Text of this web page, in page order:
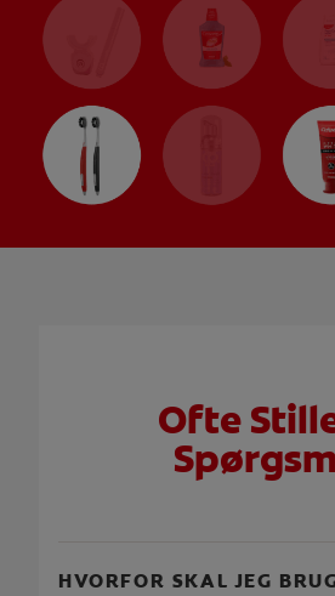
Ofte
HVORFOR SKAL JEG